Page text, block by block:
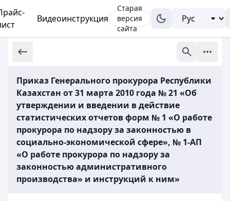
Видеоинструкция
Старая
версия
сайта
Приказ Генерального прокурора Республики
Казахстан от 31 марта 2010 года № 21 «Об
утверждении и введении в действие
статистических отчетов форм № 1 «О работе
прокурора по надзору за законностью в
социально-экономической сфере», № 1-АП
«О работе прокурора по надзору за
законностью административного
производства» и инструкций к ним»